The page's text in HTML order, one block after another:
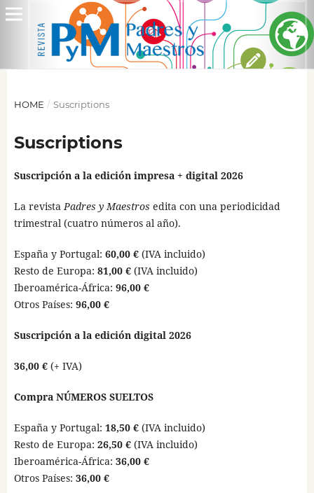
HOME / Suscriptions
Suscriptions
Suscripción a la edición impresa + digital 2026
La revistaPadres y Maestros edita con una periodicidad
trimestral (cuatro números al año).
España y Portugal: 60,00 €(IVA incluido)
Resto de Europa: 81,00 €(IVA incluido)
Iberoamérica-África: 96,00 €
Otros Países: 96,00 €
Suscripción a la edición digital 2026
36,00 €(+ IVA)
Compra NÚMEROS SUELTOS
España y Portugal: 18,50 €(IVA incluido)
Resto de Europa: 26,50 €(IVA incluido)
Iberoamérica-África: 36,00 €
Otros Países: 36,00 €